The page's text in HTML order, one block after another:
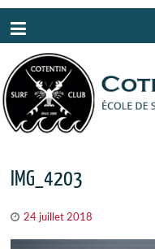
IMG_4203
24 juillet 2018
Panneau de gestion des cookies